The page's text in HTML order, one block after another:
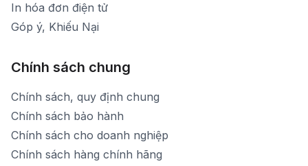
In hóa đơn điện tử
Góp ý, Khiếu Nại
Chính sách chung
Chính sách, quy định chung
Chính sách bảo hành
Chính sách cho doanh nghiệp
Chính sách hàng chính hãng